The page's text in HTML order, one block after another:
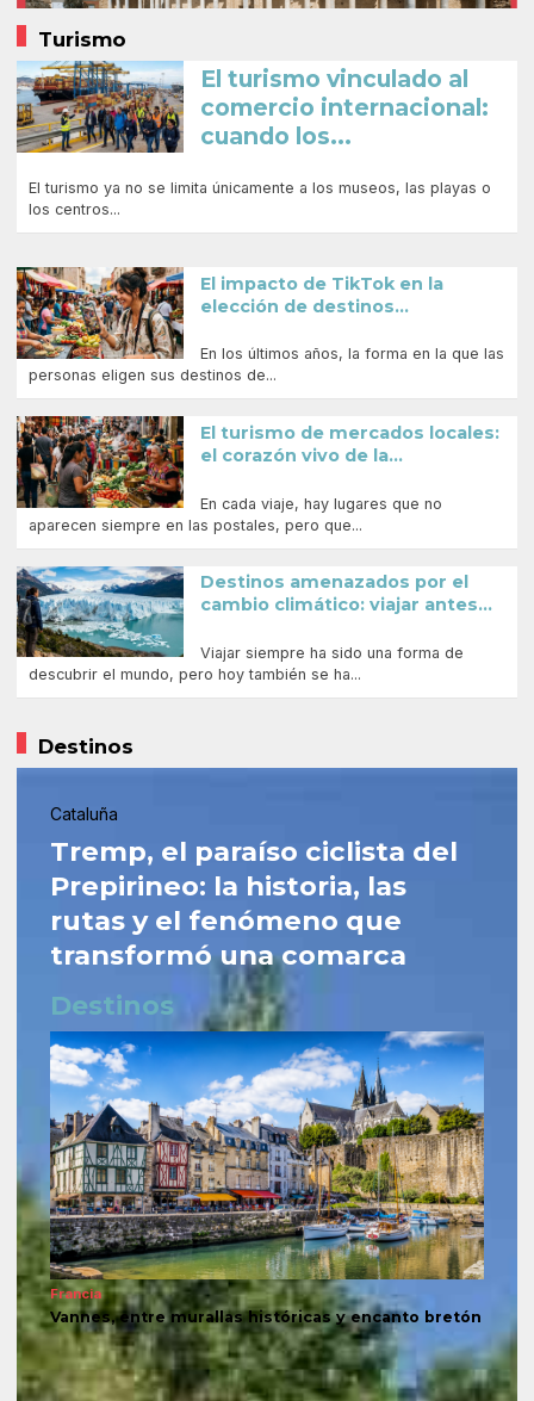
Turismo
El turismo vinculado al
comercio internacional:
cuando los...
El turismo ya no se limita únicamente a los museos, las playas o
los centros...
El impacto de TikTok en la
elección de destinos...
En los últimos años, la forma en la que las
personas eligen sus destinos de...
El turismo de mercados locales:
el corazón vivo de la...
En cada viaje, hay lugares que no
aparecen siempre en las postales, pero que...
Destinos amenazados por el
cambio climático: viajar antes...
Viajar siempre ha sido una forma de
descubrir el mundo, pero hoy también se ha...
Destinos
Cataluña
Tremp, el paraíso ciclista del
Prepirineo: la historia, las
rutas y el fenómeno que
transformó una comarca
Destinos
Francia
Vannes, entre murallas históricas y encanto bretón